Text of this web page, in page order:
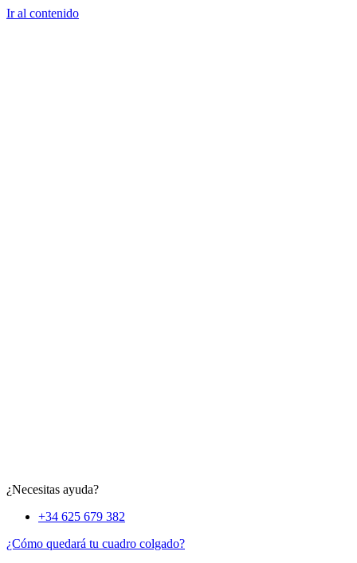
Ir al contenido
¿Necesitas ayuda?
+34 625 679 382
¿Cómo quedará tu cuadro colgado?